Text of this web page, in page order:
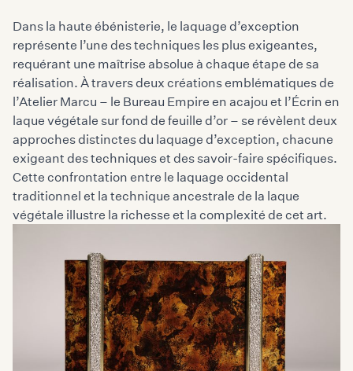
Dans la haute ébénisterie, le laquage d’exception
représente l’une des techniques les plus exigeantes,
requérant une maîtrise absolue à chaque étape de sa
réalisation. À travers deux créations emblématiques de
l’Atelier Marcu – le Bureau Empire en acajou et l’Écrin en
laque végétale sur fond de feuille d’or – se révèlent deux
approches distinctes du laquage d’exception, chacune
exigeant des techniques et des savoir-faire spécifiques.
Cette confrontation entre le laquage occidental
traditionnel et la technique ancestrale de la laque
végétale illustre la richesse et la complexité de cet art.